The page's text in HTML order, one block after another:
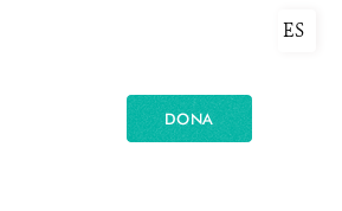
DONA
ES